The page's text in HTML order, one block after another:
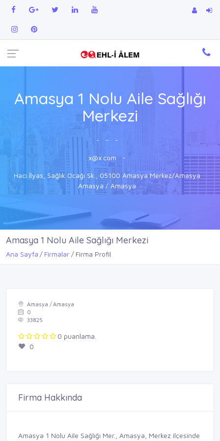
Amasya 1 Nolu Aile Sağlığı
Merkezi
- - -
x@x.com -
Hacı İlyas, Sağlık Ocağı Sk., 05100 Amasya Merkez/Amasya
Amasya / Amasya
Amasya 1 Nolu Aile Sağlığı Merkezi
Ana Sayfa Firmalar Firma Profil
Amasya / Amasya
0
33825
0 puanlama.
0
Firma Hakkında
Amasya 1 Nolu Aile Sağlığı Mer., Amasya, Merkez ilçesinde